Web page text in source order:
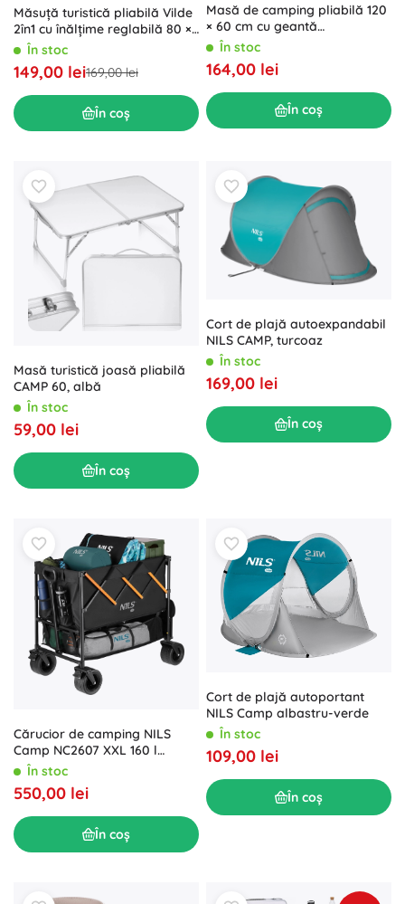
Măsuță turistică pliabilă Vilde
2în1 cu înălțime reglabilă 80 ×
40 cm
În stoc
149,00 lei169,00 lei
În coș
Masă de camping pliabilă 120
× 60 cm cu geantă
MultiGarden
În stoc
164,00 lei
În coș
Masă turistică joasă pliabilă
CAMP 60, albă
În stoc
59,00 lei
În coș
Cort de plajă autoexpandabil
NILS CAMP, turcoaz
În stoc
169,00 lei
În coș
Cărucior de camping NILS
Camp NC2607 XXL 160 l
negru-portocaliu
În stoc
550,00 lei
În coș
Cort de plajă autoportant
NILS Camp albastru-verde
În stoc
109,00 lei
În coș